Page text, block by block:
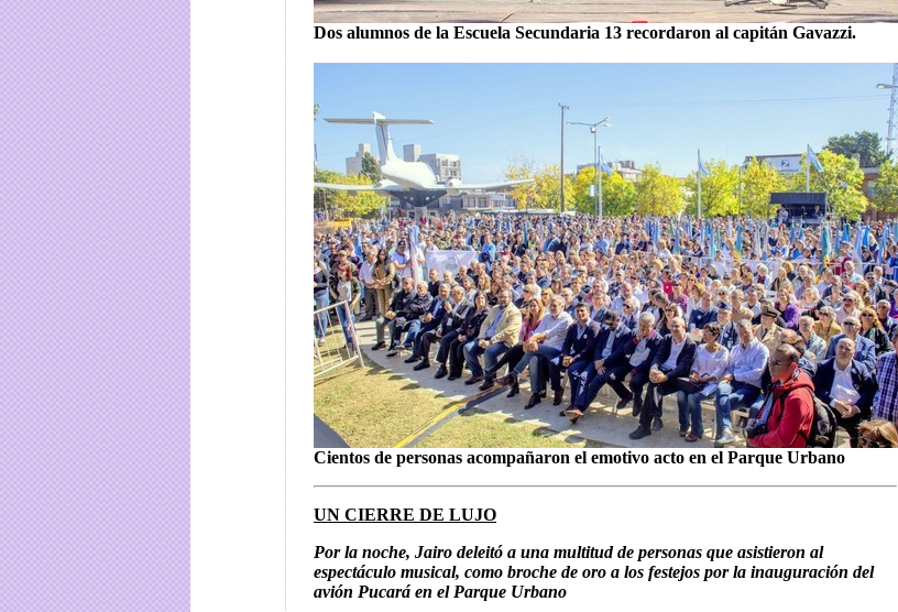
Dos alumnos de la Escuela Secundaria 13 recordaron al capitán Gavazzi.
Cientos de personas acompañaron el emotivo acto en el Parque Urbano
UN CIERRE DE LUJO
Por la noche, Jairo deleitó a una multitud de personas que asistieron al
espectáculo musical, como broche de oro a los festejos por la inauguración del
avión Pucará en el Parque Urbano